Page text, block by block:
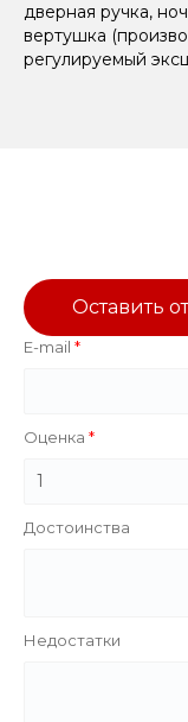
дверная ручка,
вертушка
регулируемый
Оставить
E-mail
Оценка
Достоинства
Недостатки